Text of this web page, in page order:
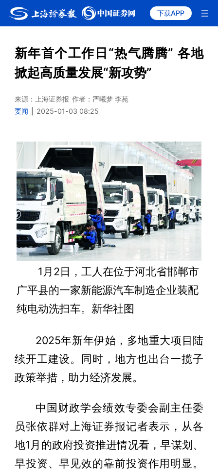
下载APP
新年首个工作日“热气腾腾” 各地
掀起高质量发展“新攻势”
来源：上海证券报 作者：严曦梦 李苑
要闻
2025-01-03 08:25
1月2日，工人在位于河北省邯郸市
广平县的一家新能源汽车制造企业装配
纯电动洗扫车。新华社图
2025年新年伊始，多地重大项目陆
续开工建设。同时，地方也出台一揽子
政策举措，助力经济发展。
中国财政学会绩效专委会副主任委
员张依群对上海证券报记者表示，从各
地1月的政府投资推进情况看，早谋划、
早投资、早见效的靠前投资作用明显。